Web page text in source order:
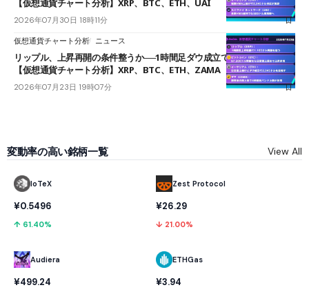
【仮想通貨チャート分析】XRP、BTC、ETH、UAI
2026年07月30日 18時11分
仮想通貨チャート分析 ニュース
リップル、上昇再開の条件整うか──1時間足ダウ成立で1.185ドルを狙う
【仮想通貨チャート分析】XRP、BTC、ETH、ZAMA
2026年07月23日 19時07分
変動率の高い銘柄一覧 View All
IoTeX
¥0.5496
↑ 61.40%
Audiera
¥499.24
Zest Protocol
¥26.29
↓ 21.00%
ETHGas
¥3.94